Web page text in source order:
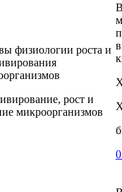
физиологии роста и
рост и
микроорганизмов